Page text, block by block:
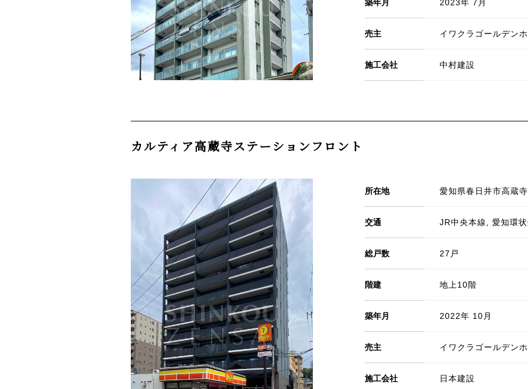
築年月 2023年 7月
売主 イワクラゴールデン
施工会社 中村建設
カルティア高蔵寺ステーションフロント
所在地 愛知県春日井市高蔵
交通 JR中央本線, 愛知環
総戸数 27戸
階建 地上10階
築年月 2022年 10月
売主 イワクラゴールデン
施工会社 日本建設